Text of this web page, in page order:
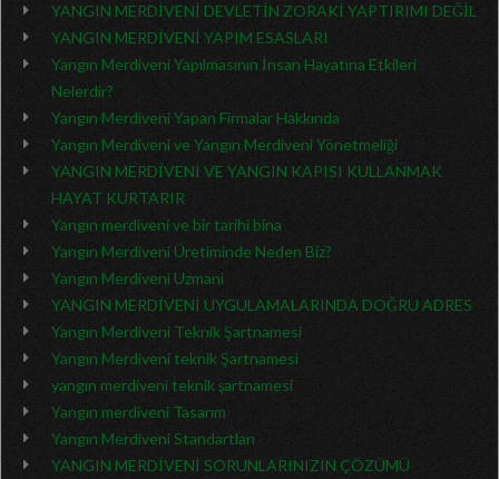
YANGIN MERDİVENİ DEVLETİN ZORAKİ YAPTIRIMI DEĞİL
YANGIN MERDİVENİ YAPIM ESASLARI
Yangın Merdiveni Yapılmasının İnsan Hayatına Etkileri
Nelerdir?
Yangın Merdiveni Yapan Firmalar Hakkında
Yangın Merdiveni ve Yangın Merdiveni Yönetmeliği
YANGIN MERDİVENİ VE YANGIN KAPISI KULLANMAK
HAYAT KURTARIR
Yangın merdiveni ve bir tarihi bina
Yangın Merdiveni Üretiminde Neden Biz?
Yangın Merdiveni Uzmani
YANGIN MERDİVENİ UYGULAMALARINDA DOĞRU ADRES
Yangın Merdiveni Teknik Şartnamesi
Yangın Merdiveni teknik Şartnamesi
yangın merdiveni teknik şartnamesi
Yangın merdiveni Tasarım
Yangın Merdiveni Standartları
YANGIN MERDİVENİ SORUNLARINIZIN ÇÖZÜMÜ